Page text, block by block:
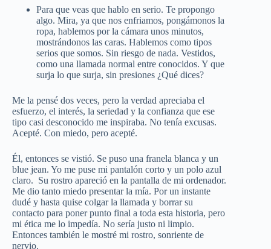
Para que veas que hablo en serio. Te propongo
algo. Mira, ya que nos enfriamos, pongámonos la
ropa, hablemos por la cámara unos minutos,
mostrándonos las caras. Hablemos como tipos
serios que somos. Sin riesgo de nada. Vestidos,
como una llamada normal entre conocidos. Y que
surja lo que surja, sin presiones ¿Qué dices?
Me la pensé dos veces, pero la verdad apreciaba el
esfuerzo, el interés, la seriedad y la confianza que ese
tipo casi desconocido me inspiraba. No tenía excusas.
Acepté. Con miedo, pero acepté.
Él, entonces se vistió. Se puso una franela blanca y un
blue jean. Yo me puse mi pantalón corto y un polo azul
claro. Su rostro apareció en la pantalla de mi ordenador.
Me dio tanto miedo presentar la mía. Por un instante
dudé y hasta quise colgar la llamada y borrar su
contacto para poner punto final a toda esta historia, pero
mi ética me lo impedía. No sería justo ni limpio.
Entonces también le mostré mi rostro, sonriente de
nervio.